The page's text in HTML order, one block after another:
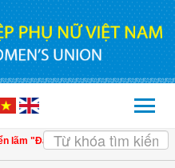
kết hữu nghị" | 4 định hướng về